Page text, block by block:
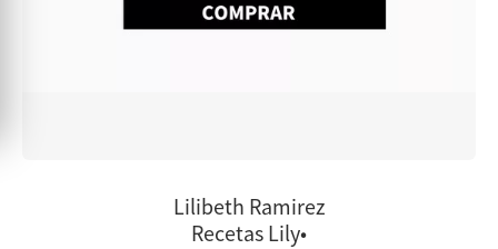
Lilibeth Ramirez
Recetas Lily•